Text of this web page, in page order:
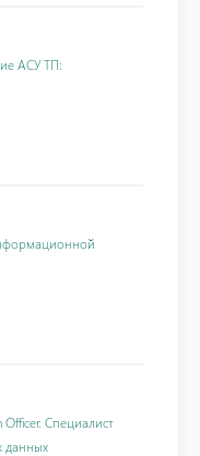
АСУ ТП:
Специалист
данных